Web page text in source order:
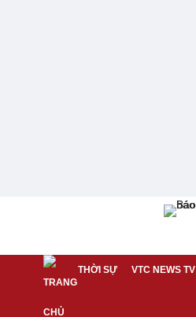
THỜI SỰ VTC NEWS TV